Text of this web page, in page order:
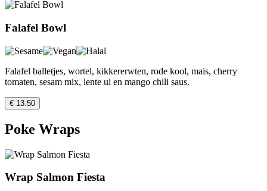
Falafel Bowl
Falafel balletjes, wortel, kikkererwten, rode kool, mais, cherry
tomaten, sesam mix, lente ui en mango chili saus.
€ 13.50
Poke Wraps
Wrap Salmon Fiesta